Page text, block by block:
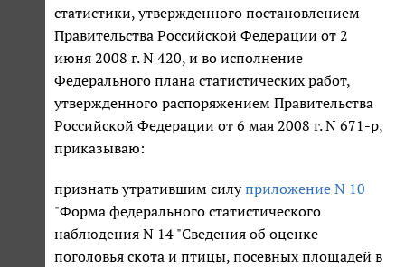
статистики, утвержденного постановлением
Правительства Российской Федерации от 2
июня 2008 г. N 420, и во исполнение
Федерального плана статистических работ,
утвержденного распоряжением Правительства
Российской Федерации от 6 мая 2008 г. N 671-р,
приказываю:
признать утратившим силуприложение N 10
"Форма федерального статистического
наблюдения N 14 "Сведения об оценке
поголовья скота и птицы, посевных площадей в